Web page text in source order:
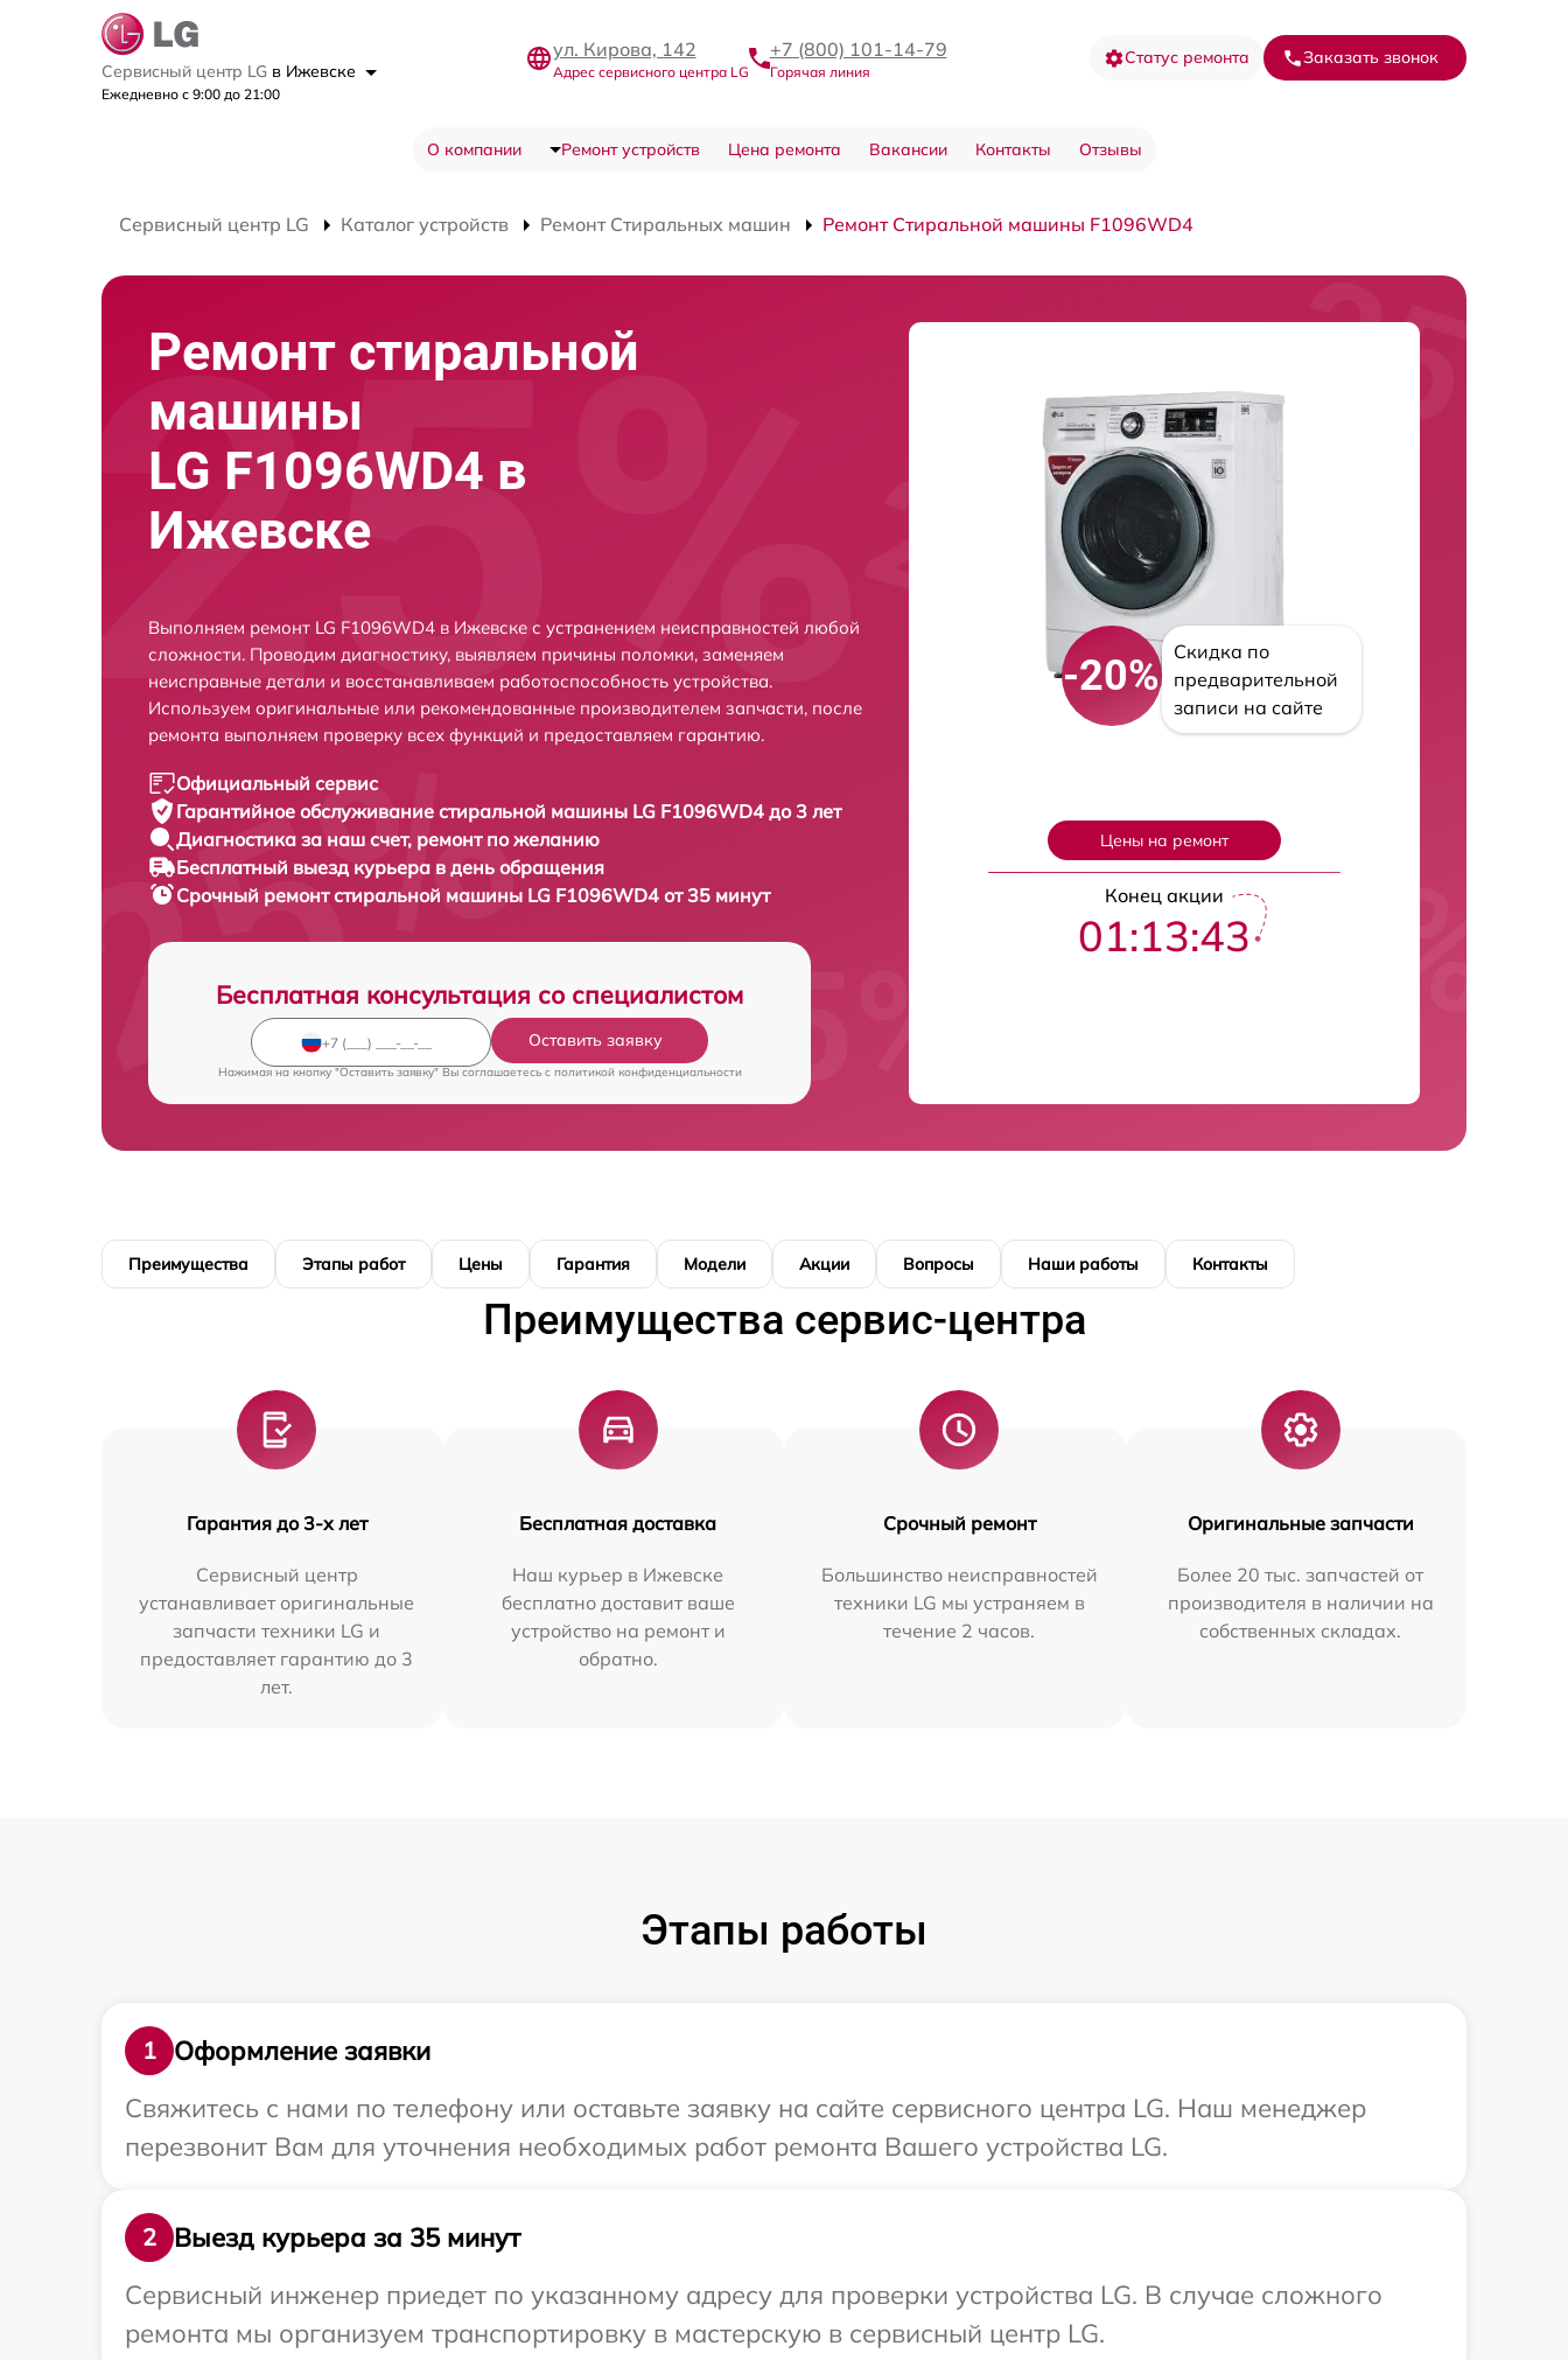
Сервисный центр LG в Ижевске
Ежедневно с 9:00 до 21:00
ул. Кирова, 142
Адрес сервисного центра LG
+7 (800) 101-14-79
Горячая линия
Статус ремонта Заказать звонок
О компании Ремонт устройств Цена ремонта Вакансии Контакты Отзывы
Сервисный центр LG Каталог устройств Ремонт Стиральных машин Ремонт Стиральной машины F1096WD4
Ремонт стиральной
машины
LG F1096WD4 в
Ижевске
Выполняем ремонт LG F1096WD4 в Ижевске с устранением неисправностей любой
сложности. Проводим диагностику, выявляем причины поломки, заменяем
неисправные детали и восстанавливаем работоспособность устройства.
Используем оригинальные или рекомендованные производителем запчасти, после
ремонта выполняем проверку всех функций и предоставляем гарантию.
Официальный сервис
Гарантийное обслуживание стиральной машины LG F1096WD4 до 3 лет
Диагностика за наш счет, ремонт по желанию
Бесплатный выезд курьера в день обращения
Срочный ремонтстиральной машины LG F1096WD4 от 35 минут
Бесплатная консультация со специалистом
Оставить заявку
Нажимая на кнопку "Оставить заявку" Вы соглашаетесь c политикой конфиденциальности
-20%
Скидка по
предварительной
записи на сайте
Цены на ремонт
Конец акции
01:13:42
Преимущества Этапы работ Цены Гарантия Модели Акции Вопросы Наши работы Контакты
Преимущества сервис-центра
Гарантия до 3-х лет
Сервисный центр
устанавливает оригинальные
запчасти техники LG и
предоставляет гарантию до 3
лет.
Бесплатная доставка
Наш курьер в Ижевске
бесплатно доставит ваше
устройство на ремонт и
обратно.
Срочный ремонт
Большинство неисправностей
техники LG мы устраняем в
течение 2 часов.
Оригинальные запчасти
Более 20 тыс. запчастей от
производителя в наличии на
собственных складах.
Этапы работы
1
Оформление заявки
Свяжитесь с нами по телефону или оставьте заявку на сайте сервисного центра LG. Наш менеджер
перезвонит Вам для уточнения необходимых работ ремонта Вашего устройства LG.
2
Выезд курьера за 35 минут
Сервисный инженер приедет по указанному адресу для проверки устройства LG. В случае сложного
ремонта мы организуем транспортировку в мастерскую в сервисный центр LG.